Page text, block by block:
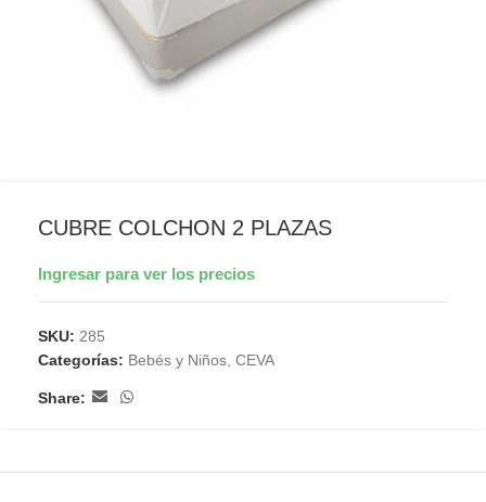
CUBRE COLCHON 2 PLAZAS
Ingresar para ver los precios
SKU: 285
Categorías: Bebés y Niños CEVA
Share: